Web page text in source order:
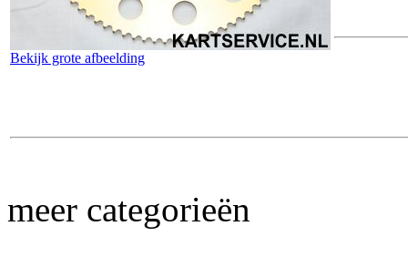
Bekijk grote afbeelding
meer categorieën